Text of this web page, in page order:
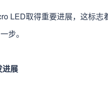
LED取得重要进展，这标
步。
进展